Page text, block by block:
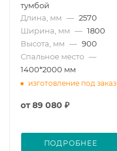
тумбой
Длина, мм — 2570
Ширина, мм — 1800
Высота, мм — 900
Спальное место —
1400*2000 мм
изготовление под заказ
от89 080 ₽
ПОДРОБНЕЕ